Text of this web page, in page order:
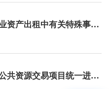
关于明确监管企业资产出租中有关特殊事项的管理的通知（南国资委〔2016〕76号）
关于进一步加强公共资源交易项目统一进场规范交易的通知（南公管办发〔2017〕12号）